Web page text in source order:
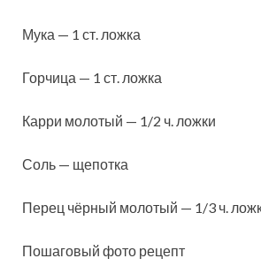
Мука — 1 ст. ложка
Горчица — 1 ст. ложка
Карри молотый — 1/2 ч. ложки
Соль — щепотка
Перец чёрный молотый — 1/3 ч.
Пошаговый фото рецепт